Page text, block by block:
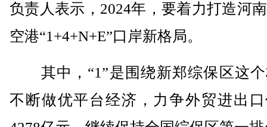
负责人表示，2024年，要着力打造河
空港“1+4+N+E”口岸新格局。
其中，“1”是围绕新郑综保区这个
不断做优平台经济，力争外贸进出